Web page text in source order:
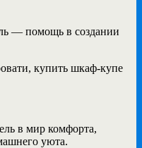
— помощь в создании
купить шкаф-купе
в мир комфорта,
уюта.